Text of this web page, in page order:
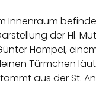
Innenraum
der Hl.
Hampel,
Türmchen
aus der St.